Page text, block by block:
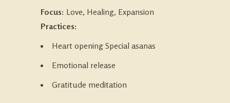
Focus: Love, Healing, Expansion
Practices:
Heart opening Special asanas
Emotional release
Gratitude meditation